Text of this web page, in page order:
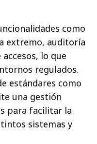
como
extremo, auditoría
lo que
regulados.
estándares como
una gestión
para facilitar la
sistemas y